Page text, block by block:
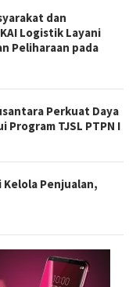
dan
Logistik Layani
Peliharaan pada
Perkuat Daya
Program TJSL PTPN I
Kelola Penjualan,